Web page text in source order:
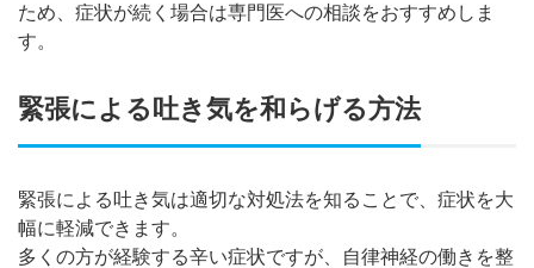
ため、症状が続く場合は専門医への相談をおすすめしま
す。
緊張による吐き気を和らげる方法
緊張による吐き気は適切な対処法を知ることで、症状を大
幅に軽減できます。
多くの方が経験する辛い症状ですが、自律神経の働きを整